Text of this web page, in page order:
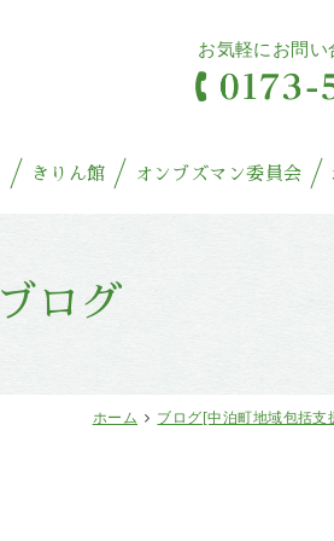
お気軽にお問
きりん館 オンブズマン委員会
ブログ
ホーム ブログ[中泊町地域包括支